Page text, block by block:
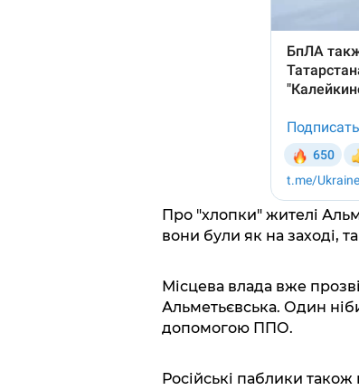
Про "хлопки" жителі
вони були як на заході,
Місцева влада вже
Альметьєвська. Один
допомогою ППО.
Російські паблики